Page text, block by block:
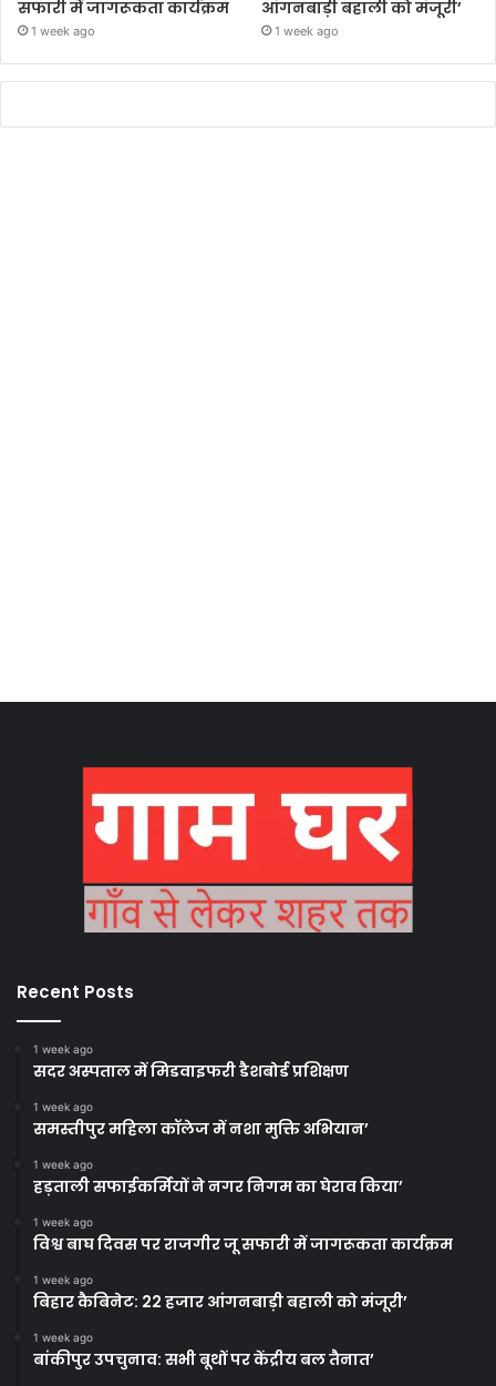
सफारी में जागरूकता कार्यक्रम
1 week ago
आंगनबाड़ी बहाली को मंजूरी’
1 week ago
Recent Posts
1 week ago
सदर अस्पताल में मिडवाइफरी डैशबोर्ड प्रशिक्षण
1 week ago
समस्तीपुर महिला कॉलेज में नशा मुक्ति अभियान’
1 week ago
हड़ताली सफाईकर्मियों ने नगर निगम का घेराव किया’
1 week ago
विश्व बाघ दिवस पर राजगीर जू सफारी में जागरूकता कार्यक्रम
1 week ago
बिहार कैबिनेट: 22 हजार आंगनबाड़ी बहाली को मंजूरी’
1 week ago
बांकीपुर उपचुनाव: सभी बूथों पर केंद्रीय बल तैनात’